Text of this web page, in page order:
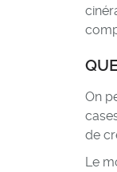
On
de
Le